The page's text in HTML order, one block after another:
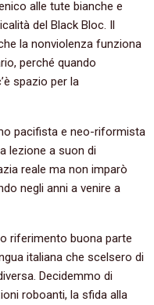
alle tute bianche e
del Black Bloc. Il
la nonviolenza funziona
perché quando
spazio per la
pacifista e neo-riformista
lezione a suon di
reale ma non imparò
negli anni a venire a
riferimento buona parte
italiana che scelsero di
Decidemmo di
roboanti, la sfida alla